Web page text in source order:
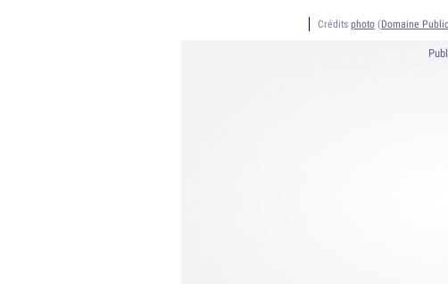
Crédits photo (Domaine Public